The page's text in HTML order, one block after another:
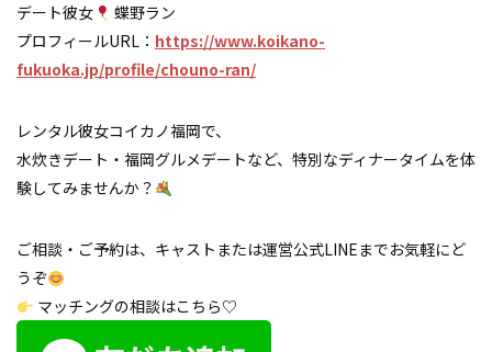
デート彼女
蝶野ラン
プロフィールURL： https://www.koikano-
fukuoka.jp/profile/chouno-ran/
レンタル彼女コイカノ福岡で、
水炊きデート・福岡グルメデートなど、特別なディナータイムを体
験してみませんか？
ご相談・ご予約は、キャストまたは運営公式LINEまでお気軽にど
うぞ
マッチングの相談はこちら♡